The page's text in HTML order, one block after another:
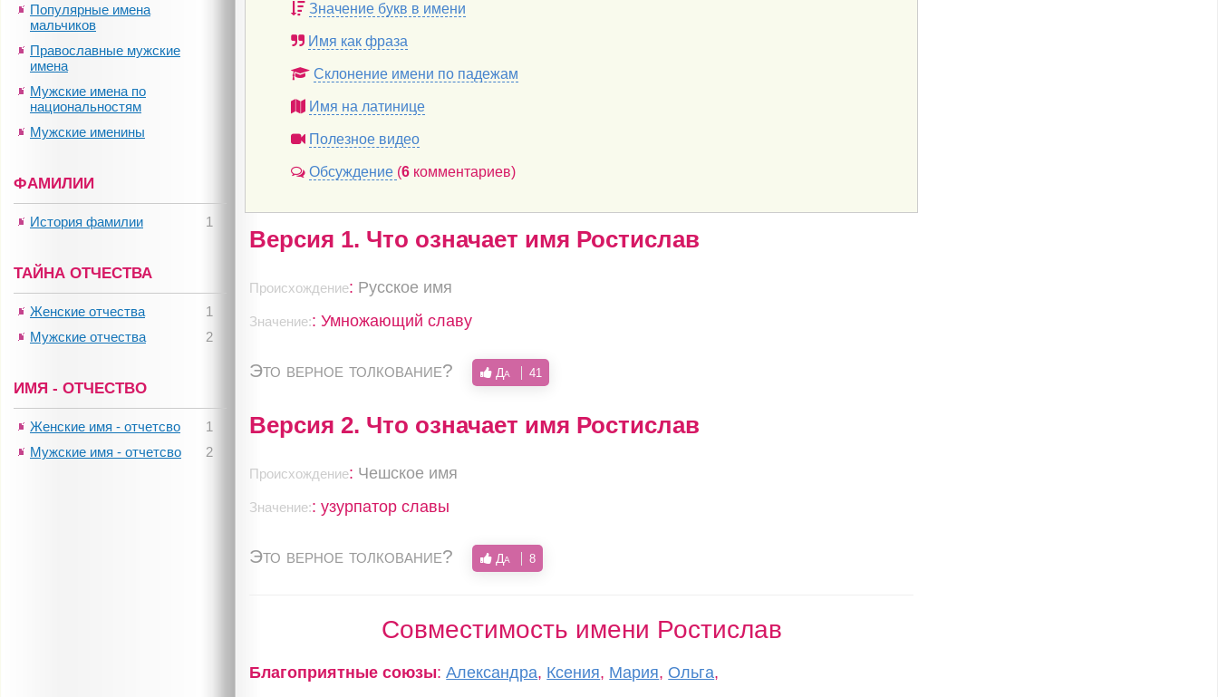
Значение букв в имени
Имя как фраза
Склонение имени по падежам
Имя на латинице
Полезное видео
Обсуждение (6 комментариев)
Версия 1. Что означает имя Ростислав
Происхождение: Русское имя
Значение:: Умножающий славу
Это верное толкование? Да 41
Версия 2. Что означает имя Ростислав
Происхождение: Чешское имя
Значение:: узурпатор славы
Это верное толкование? Да 8
Совместимость имени Ростислав
Благоприятные союзы:Александра, Ксения, Мария, Ольга,
Популярные имена
мальчиков
Православные мужские
имена
Мужские имена по
национальностям
Мужские именины
ФАМИЛИИ
1
История фамилии
ТАЙНА ОТЧЕСТВА
1
Женские отчества
2
Мужские отчества
ИМЯ - ОТЧЕСТВО
1
Женские имя - отчетсво
2
Мужские имя - отчетсво